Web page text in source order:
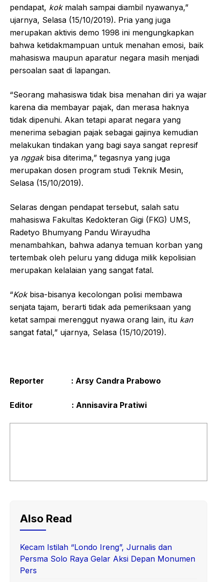
pendapat, kokmalah sampai diambil nyawanya,”
ujarnya, Selasa (15/10/2019). Pria yang juga
merupakan aktivis demo 1998 ini mengungkapkan
bahwa ketidakmampuan untuk menahan emosi, baik
mahasiswa maupun aparatur negara masih menjadi
persoalan saat di lapangan.
“Seorang mahasiswa tidak bisa menahan diri ya wajar
karena dia membayar pajak, dan merasa haknya
tidak dipenuhi. Akan tetapi aparat negara yang
menerima sebagian pajak sebagai gajinya kemudian
melakukan tindakan yang bagi saya sangat represif
ya nggakbisa diterima,” tegasnya yang juga
merupakan dosen program studi Teknik Mesin,
Selasa (15/10/2019).
Selaras dengan pendapat tersebut, salah satu
mahasiswa Fakultas Kedokteran Gigi (FKG) UMS,
Radetyo Bhumyang Pandu Wirayudha
menambahkan, bahwa adanya temuan korban yang
tertembak oleh peluru yang diduga milik kepolisian
merupakan kelalaian yang sangat fatal.
“Kokbisa-bisanya kecolongan polisi membawa
senjata tajam, berarti tidak ada pemeriksaan yang
ketat sampai merenggut nyawa orang lain, itu kan
sangat fatal,” ujarnya, Selasa (15/10/2019).
Reporter : Arsy Candra Prabowo
Editor : Annisavira Pratiwi
Also Read
Kecam Istilah “Londo Ireng”, Jurnalis dan
Persma Solo Raya Gelar Aksi Depan Monumen
Pers